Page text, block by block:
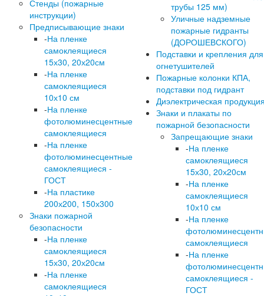
Стенды (пожарные
инструкции)
Предписывающие знаки
-На пленке
самоклеящиеся
15х30, 20х20см
-На пленке
самоклеящиеся
10х10 см
-На пленке
фотолюминесцентные
самоклеящиеся
-На пленке
фотолюминесцентные
самоклеящиеся -
ГОСТ
-На пластике
200х200, 150х300
Знаки пожарной
безопасности
-На пленке
самоклеящиеся
15х30, 20х20см
-На пленке
самоклеящиеся
трубы 125 мм)
Уличные надземные
пожарные гидранты
(ДОРОШЕВСКОГО)
Подставки и крепления для
огнетушителей
Пожарные колонки КПА,
подставки под гидрант
Диэлектрическая
Знаки и плакаты по
пожарной безопасности
Запрещающие знаки
-На пленке
самоклеящиеся
15х30, 20х20см
-На пленке
самоклеящиеся
10х10 см
-На пленке
самоклеящиеся
-На пленке
самоклеящиеся -
ГОСТ